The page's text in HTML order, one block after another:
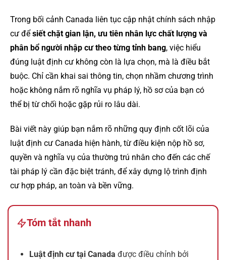
Trong bối cảnh Canada liên tục cập nhật chính sách nhập
cư đểsiết chặt gian lận, ưu tiên nhân lực chất lượng và
phân bổ người nhập cư theo từng tỉnh bang, việc hiểu
đúng luật định cư không còn là lựa chọn, mà là điều bắt
buộc. Chỉ cần khai sai thông tin, chọn nhầm chương trình
hoặc không nắm rõ nghĩa vụ pháp lý, hồ sơ của bạn có
thể bị từ chối hoặc gặp rủi ro lâu dài.
Bài viết này giúp bạn nắm rõ những quy định cốt lõi của
luật định cư Canada hiện hành, từ điều kiện nộp hồ sơ,
quyền và nghĩa vụ của thường trú nhân cho đến các chế
tài pháp lý cần đặc biệt tránh, để xây dựng lộ trình định
cư hợp pháp, an toàn và bền vững.
Tóm tắt nhanh
Luật định cư tại Canada được điều chỉnh bởi